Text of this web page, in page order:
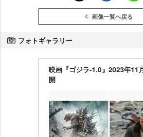
画像一覧へ戻る
フォトギャラリー
映画『ゴジラ-1.0』2023年11
開